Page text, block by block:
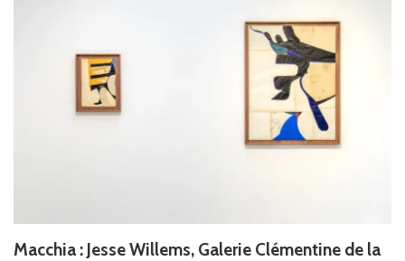
Macchia : Jesse Willems, Galerie Clémentine de la